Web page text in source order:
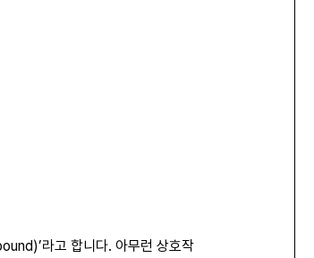
라고 합니다. 아무런 상호작